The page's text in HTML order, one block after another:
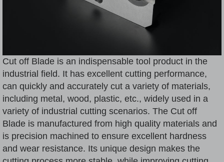
Cut off Blade is an indispensable tool product in the
industrial field. It has excellent cutting performance,
can quickly and accurately cut a variety of materials,
including metal, wood, plastic, etc., widely used in a
variety of industrial cutting scenarios. The Cut off
Blade is manufactured from high quality materials and
is precision machined to ensure excellent hardness
and wear resistance. Its unique design makes the